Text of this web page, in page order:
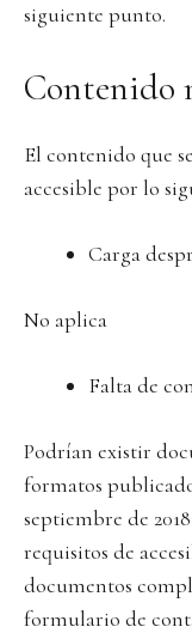
siguiente punto.
Contenido
El contenido que
accesible por lo
Carga
No aplica
Falta de
Podrían existir
formatos
septiembre de
requisitos de
documentos
formulario de